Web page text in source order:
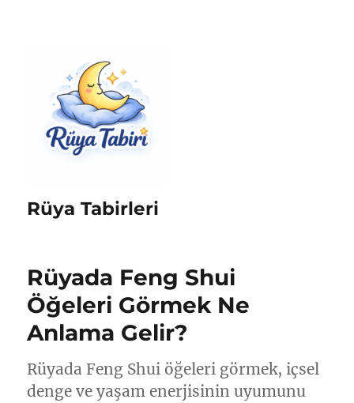
Rüya Tabirleri
Rüyada Feng Shui
Öğeleri Görmek Ne
Anlama Gelir?
Rüyada Feng Shui öğeleri görmek, içsel
denge ve yaşam enerjisinin uyumunu